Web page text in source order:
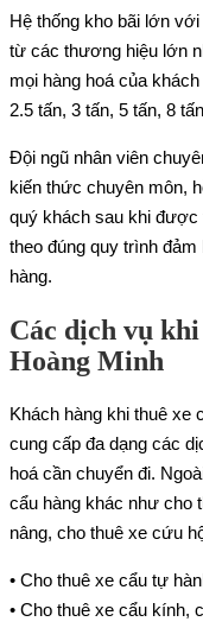
Hệ thống kho bãi lớn
từ các thương hiệu lớn
mọi hàng hoá của
2.5 tấn, 3 tấn, 5 tấn, 8
Đội ngũ nhân viên
kiến thức chuyên môn,
quý khách sau khi
theo đúng quy trình
hàng.
Các dịch vụ
Hoàng Minh
Khách hàng khi thuê xe
cung cấp đa dạng các
hoá cần chuyển đi.
cẩu hàng khác như cho
nâng, cho thuê xe cứu
• Cho thuê xe cẩu tự
• Cho thuê xe cẩu kính,